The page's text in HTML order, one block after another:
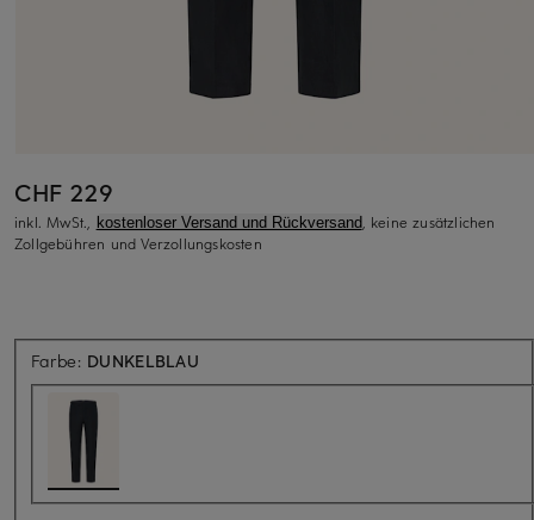
CHF 229
inkl. MwSt., kostenloser Versand und Rückversand, keine zusätzlichen
Zollgebühren und Verzollungskosten
Farbe: DUNKELBLAU